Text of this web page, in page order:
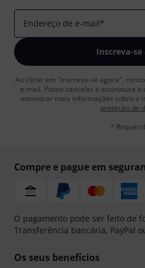
Endereço de e-mail*
Inscreva-se
Ao clicar em "Inscreva-se agora",
e-mail. Posso cancelar a assinatura
encontrar mais informações sobre a
proteção de
*
Compre e pague em
O pagamento pode ser feito de
Transferência bancária, PayPal
Os seus benefícios